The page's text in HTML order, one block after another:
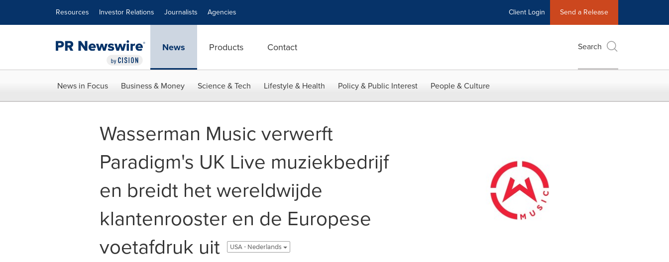
Resources Investor Relations Journalists Agencies Client Login Send a Release
News Products Contact Search
News in Focus Business & Money Science & Tech Lifestyle & Health Policy & Public Interest People & Culture
Wasserman Music verwerft
Paradigm's UK Live muziekbedrijf
en breidt het wereldwijde
klantenrooster en de Europese
voetafdruk uit
USA - Nederlands